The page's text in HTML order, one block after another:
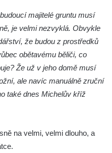
v
čp. 184 v
majitelé gruntu musí
je velmi nezvyklá. Obvykle
že budou z prostředků
obětavému běliči, co
Že už v jeho domě musí
ale navíc manuálně zruční
také dnes Michelův kříž
na velmi, velmi dlouho, a